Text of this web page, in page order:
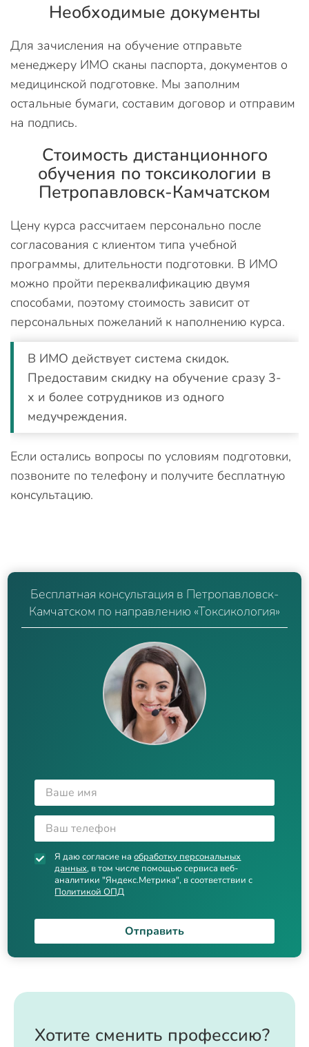
Необходимые документы
Для зачисления на обучение отправьте
менеджеру ИМО сканы паспорта, документов о
медицинской подготовке. Мы заполним
остальные бумаги, составим договор и отправим
на подпись.
Стоимость дистанционного
обучения по токсикологии в
Петропавловск-Камчатском
Цену курса рассчитаем персонально после
согласования с клиентом типа учебной
программы, длительности подготовки. В ИМО
можно пройти переквалификацию двумя
способами, поэтому стоимость зависит от
персональных пожеланий к наполнению курса.
В ИМО действует система скидок.
Предоставим скидку на обучение сразу 3-
х и более сотрудников из одного
медучреждения.
Если остались вопросы по условиям подготовки,
позвоните по телефону и получите бесплатную
консультацию.
Бесплатная консультация в Петропавловск-
Камчатском по направлению «Токсикология»
Я даю согласие наобработку персональных
данных, в том числе помощью сервиса веб-
аналитики "Яндекс.Метрика", в соответствии с
Политикой ОПД
Отправить
Хотите сменить профессию?